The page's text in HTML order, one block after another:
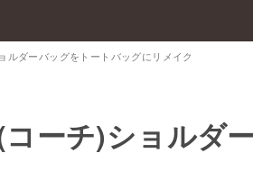
ダーバッグをトートバッグにリメイク
ーチ)ショルダ